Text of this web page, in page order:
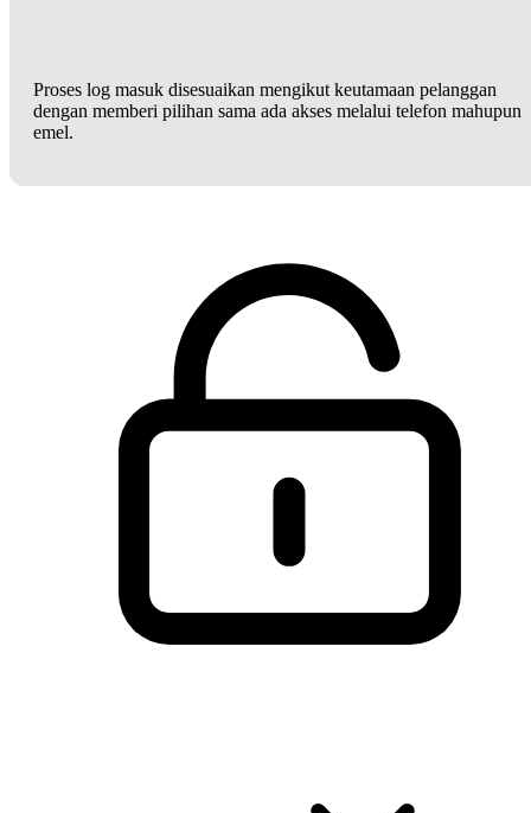
Proses log masuk disesuaikan mengikut keutamaan pelanggan
dengan memberi pilihan sama ada akses melalui telefon mahupun
emel.